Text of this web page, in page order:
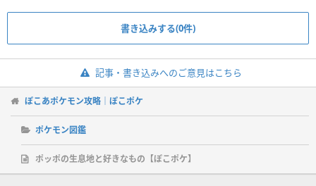
書き込みする(0件)
記事・書き込みへのご意見はこちら
ぽこあポケモン攻略｜ぽこポケ
ポケモン図鑑
ポッポの生息地と好きなもの【ぽこポケ】